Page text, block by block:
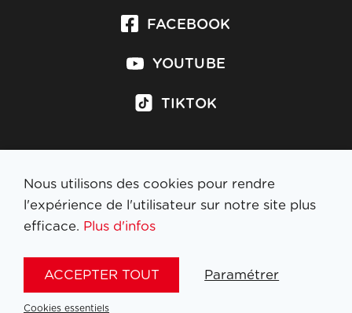
FACEBOOK
YOUTUBE
TIKTOK
S'inscrire à la newsletter
Nous utilisons des cookies pour rendre
l'expérience de l'utilisateur sur notre site plus
efficace. Plus d'infos
ACCEPTER TOUT Paramétrer
Cookies essentiels